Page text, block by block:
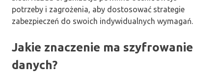
potrzeby i zagrożenia, aby dostosować strategie
zabezpieczeń do swoich indywidualnych wymagań.
Jakie znaczenie ma szyfrowanie
danych?